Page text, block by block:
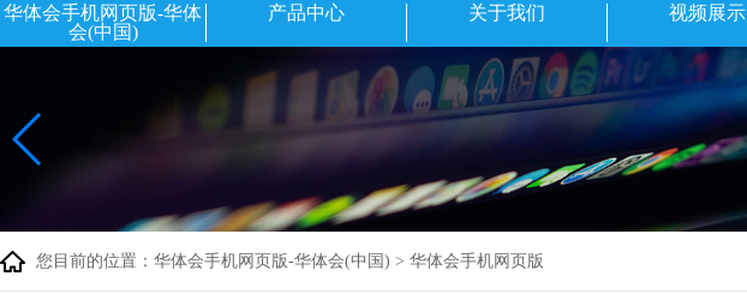
华体会手机网页版-华体
会(中国)
产品中心 关于我们 视频展示
您目前的位置： 华体会手机网页版-华体会(中国) > 华体会手机网页版